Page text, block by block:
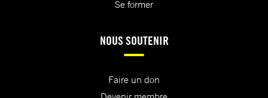
Se former
NOUS SOUTENIR
Faire un don